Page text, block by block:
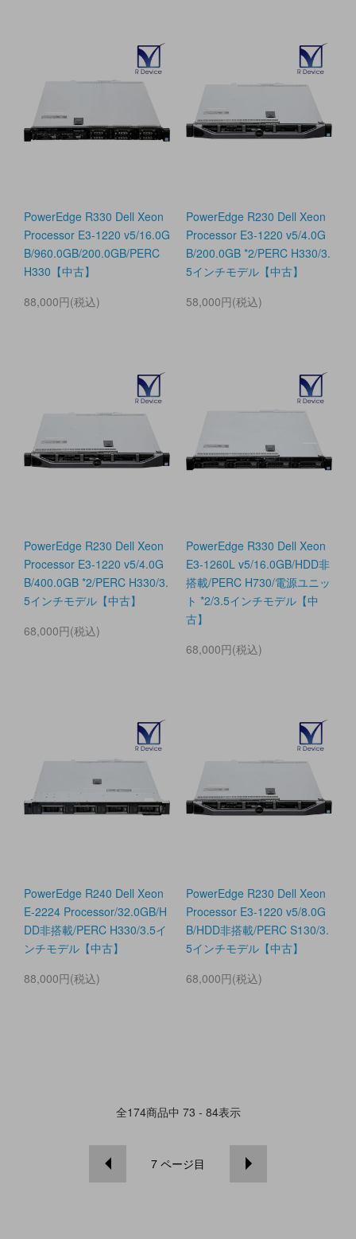
PowerEdge R330 Dell Xeon
Processor E3-1220 v5/16.0G
B/960.0GB/200.0GB/PERC
H330【中古】
88,000円(税込)
PowerEdge R230 Dell Xeon
Processor E3-1220 v5/4.0G
B/200.0GB *2/PERC H330/3.
5インチモデル【中古】
58,000円(税込)
PowerEdge R230 Dell Xeon
Processor E3-1220 v5/4.0G
B/400.0GB *2/PERC H330/3.
5インチモデル【中古】
68,000円(税込)
PowerEdge R330 Dell Xeon
E3-1260L v5/16.0GB/HDD非
搭載/PERC H730/電源ユニッ
ト *2/3.5インチモデル【中
古】
68,000円(税込)
PowerEdge R240 Dell Xeon
E-2224 Processor/32.0GB/H
DD非搭載/PERC H330/3.5イ
ンチモデル【中古】
88,000円(税込)
PowerEdge R230 Dell Xeon
Processor E3-1220 v5/8.0G
B/HDD非搭載/PERC S130/3.
5インチモデル【中古】
68,000円(税込)
全174商品中 73 - 84表示
7 ページ目